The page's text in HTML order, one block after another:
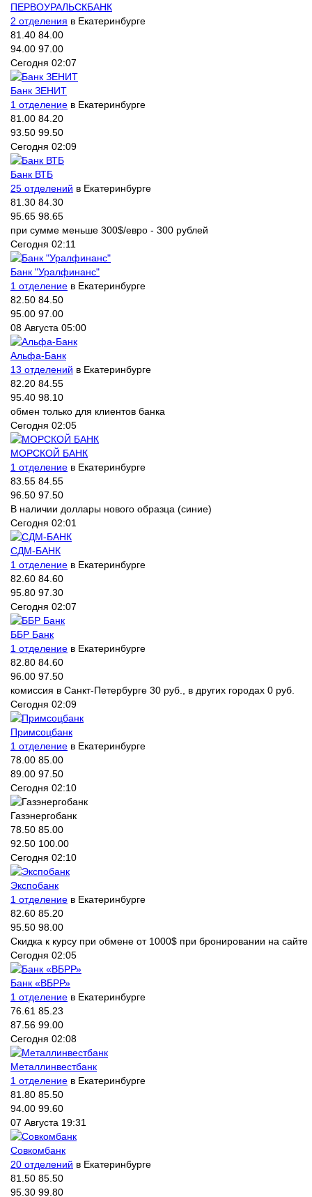
ПЕРВОУРАЛЬСКБАНК
2 отделения в Екатеринбурге
81.40 84.00
94.00 97.00
Сегодня 02:07
Банк ЗЕНИТ
1 отделение в Екатеринбурге
81.00 84.20
93.50 99.50
Сегодня 02:09
Банк ВТБ
25 отделений в Екатеринбурге
81.30 84.30
95.65 98.65
при сумме меньше 300$/евро - 300 рублей
Сегодня 02:11
Банк "Уралфинанс"
1 отделение в Екатеринбурге
82.50 84.50
95.00 97.00
08 Августа 05:00
Альфа-Банк
13 отделений в Екатеринбурге
82.20 84.55
95.40 98.10
обмен только для клиентов банка
Сегодня 02:05
МОРСКОЙ БАНК
1 отделение в Екатеринбурге
83.55 84.55
96.50 97.50
В наличии доллары нового образца (синие)
Сегодня 02:01
СДМ-БАНК
1 отделение в Екатеринбурге
82.60 84.60
95.80 97.30
Сегодня 02:07
ББР Банк
1 отделение в Екатеринбурге
82.80 84.60
96.00 97.50
комиссия в Санкт-Петербурге 30 руб., в других городах 0 руб.
Сегодня 02:09
Примсоцбанк
1 отделение в Екатеринбурге
78.00 85.00
89.00 97.50
Сегодня 02:10
Газэнергобанк
78.50 85.00
92.50 100.00
Сегодня 02:10
Экспобанк
1 отделение в Екатеринбурге
82.60 85.20
95.50 98.00
Скидка к курсу при обмене от 1000$ при бронировании на сайте
Сегодня 02:05
Банк «ВБРР»
1 отделение в Екатеринбурге
76.61 85.23
87.56 99.00
Сегодня 02:08
Металлинвестбанк
1 отделение в Екатеринбурге
81.80 85.50
94.00 99.60
07 Августа 19:31
Совкомбанк
20 отделений в Екатеринбурге
81.50 85.50
95.30 99.80